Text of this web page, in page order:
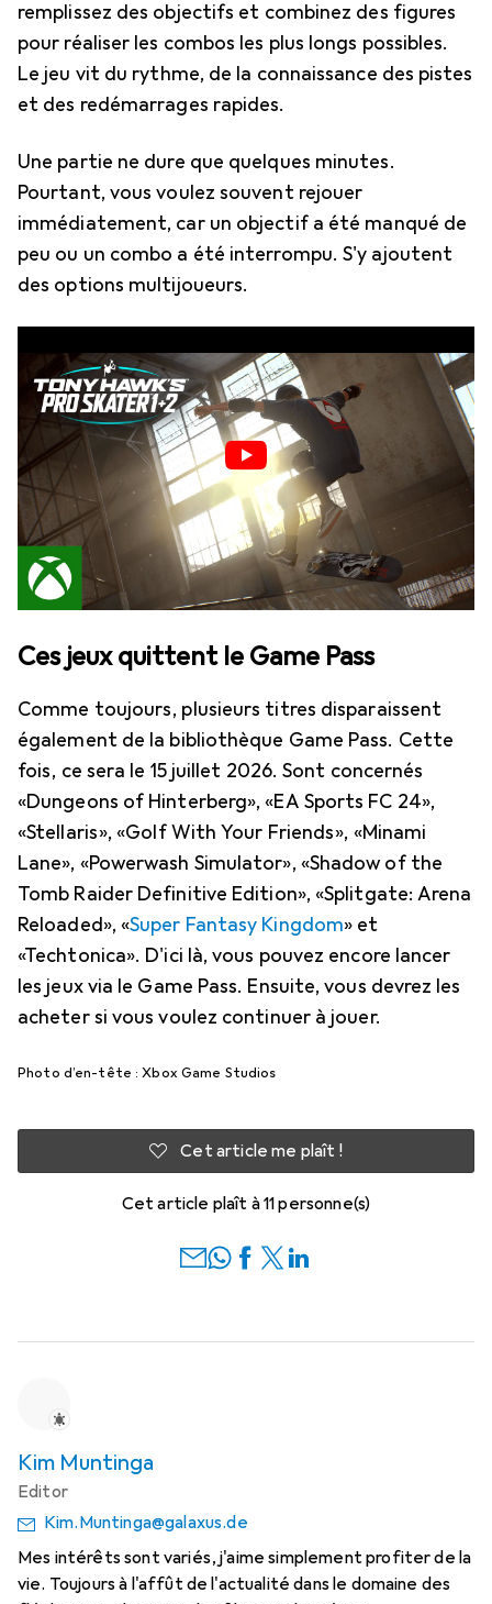
remplissez des objectifs et combinez des figures
pour réaliser les combos les plus longs possibles.
Le jeu vit du rythme, de la connaissance des pistes
et des redémarrages rapides.
Une partie ne dure que quelques minutes.
Pourtant, vous voulez souvent rejouer
immédiatement, car un objectif a été manqué de
peu ou un combo a été interrompu. S'y ajoutent
des options multijoueurs.
Ces jeux quittent le Game Pass
Comme toujours, plusieurs titres disparaissent
également de la bibliothèque Game Pass. Cette
fois, ce sera le 15 juillet 2026. Sont concernés
«Dungeons of Hinterberg», «EA Sports FC 24»,
«Stellaris», «Golf With Your Friends», «Minami
Lane», «Powerwash Simulator», «Shadow of the
Tomb Raider Definitive Edition», «Splitgate: Arena
Reloaded», «Super Fantasy Kingdom» et
«Techtonica». D'ici là, vous pouvez encore lancer
les jeux via le Game Pass. Ensuite, vous devrez les
acheter si vous voulez continuer à jouer.
Photo d’en-tête : Xbox Game Studios
Cet article me plaît !
Cet article plaît à 11 personne(s)
Kim Muntinga
Editor
Kim.Muntinga@galaxus.de
Mes intérêts sont variés, j'aime simplement profiter de la
vie. Toujours à l'affût de l'actualité dans le domaine des